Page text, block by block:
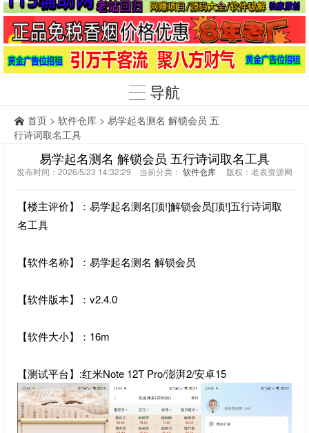
导航
首页 > 软件仓库 > 易学起名测名 解锁会员 五
行诗词取名工具
易学起名测名 解锁会员 五行诗词取名工具
发布时间：2026/5/23 14:32:29 当前分类： 软件仓库 版权：老表资源网
【楼主评价】：易学起名测名[顶!]解锁会员[顶!]五行诗词取
名工具
【软件名称】：易学起名测名 解锁会员
【软件版本】：v2.4.0
【软件大小】：16m
【测试平台】:红米Note 12T Pro/澎湃2/安卓15